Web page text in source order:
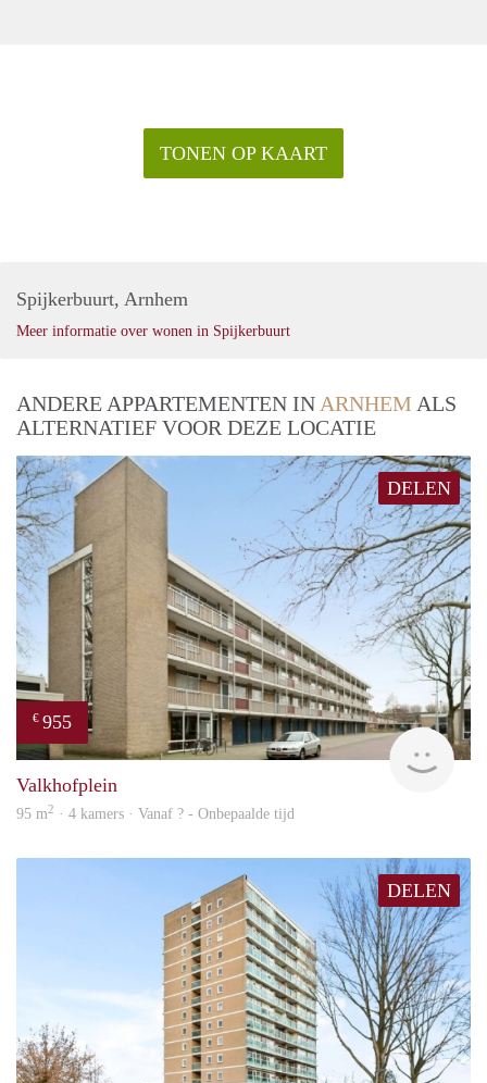
TONEN OP KAART
Spijkerbuurt, Arnhem
Meer informatie over wonen in Spijkerbuurt
ANDERE APPARTEMENTEN IN ARNHEM ALS
ALTERNATIEF VOOR DEZE LOCATIE
DELEN
€ 955
Valkhofplein
95 m2 · 4 kamers · Vanaf ? - Onbepaalde tijd
DELEN